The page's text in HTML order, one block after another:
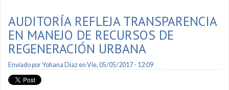
AUDITORÍA REFLEJA TRANSPARENCIA
EN MANEJO DE RECURSOS DE
REGENERACIÓN URBANA
Enviado porYohana Diazen Vie, 05/05/2017 - 12:09